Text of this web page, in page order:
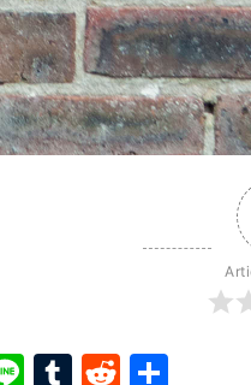
LineTumblr
Reddit